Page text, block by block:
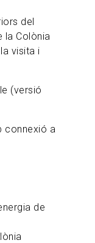
del
la Colònia
visita i
(versió
connexió a
de